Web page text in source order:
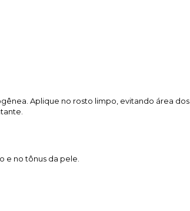
Aplique no rosto limpo, evitando área dos
e no tônus da pele.